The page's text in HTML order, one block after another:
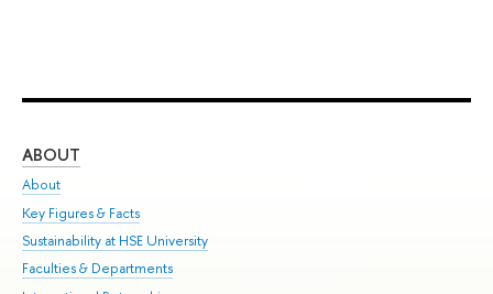
ABOUT
About
Key Figures & Facts
Sustainability at HSE University
Faculties & Departments